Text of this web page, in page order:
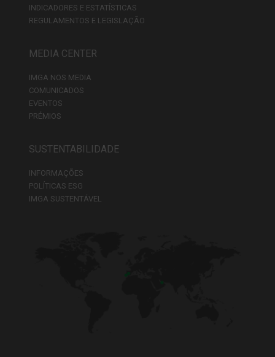
INDICADORES E ESTATÍSTICAS
REGULAMENTOS E LEGISLAÇÃO
MEDIA CENTER
IMGA NOS MEDIA
COMUNICADOS
EVENTOS
PRÉMIOS
SUSTENTABILIDADE
INFORMAÇÕES
POLÍTICAS ESG
IMGA SUSTENTÁVEL